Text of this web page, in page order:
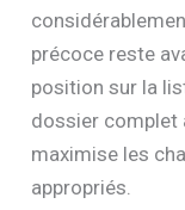
précoce reste
position sur la
dossier complet
maximise les
appropriés.